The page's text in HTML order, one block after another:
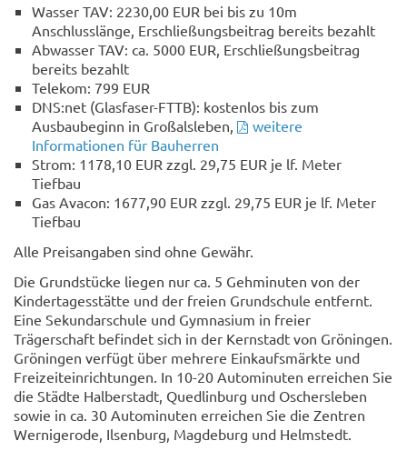
Wasser TAV: 2230,00 EUR bei bis zu 10m
Anschlusslänge, Erschließungsbeitrag bereits bezahlt
Abwasser TAV: ca. 5000 EUR, Erschließungsbeitrag
bereits bezahlt
Telekom: 799 EUR
DNS:net (Glasfaser-FTTB): kostenlos bis zum
Ausbaubeginn in Großalsleben,
weitere
Informationen für Bauherren
Strom: 1178,10 EUR zzgl. 29,75 EUR je lf. Meter
Tiefbau
Gas Avacon: 1677,90 EUR zzgl. 29,75 EUR je lf. Meter
Tiefbau
Alle Preisangaben sind ohne Gewähr.
Die Grundstücke liegen nur ca. 5 Gehminuten von der
Kindertagesstätte und der freien Grundschule entfernt.
Eine Sekundarschule und Gymnasium in freier
Trägerschaft befindet sich in der Kernstadt von Gröningen.
Gröningen verfügt über mehrere Einkaufsmärkte und
Freizeiteinrichtungen. In 10-20 Autominuten erreichen Sie
die Städte Halberstadt, Quedlinburg und Oschersleben
sowie in ca. 30 Autominuten erreichen Sie die Zentren
Wernigerode, Ilsenburg, Magdeburg und Helmstedt.